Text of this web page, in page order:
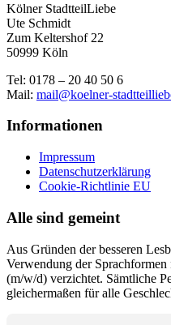
Kölner StadtteilLiebe
Ute Schmidt
Zum Keltershof 22
50999 Köln
Tel: 0178 – 20 40 50 6
Mail: mail@koelner-
Informationen
Impressum
Datenschutzerklärung
Cookie-Richtlinie EU
Alle sind gemeint
Aus Gründen der besseren
Verwendung der
(m/w/d) verzichtet. Sämtliche
gleichermaßen für alle